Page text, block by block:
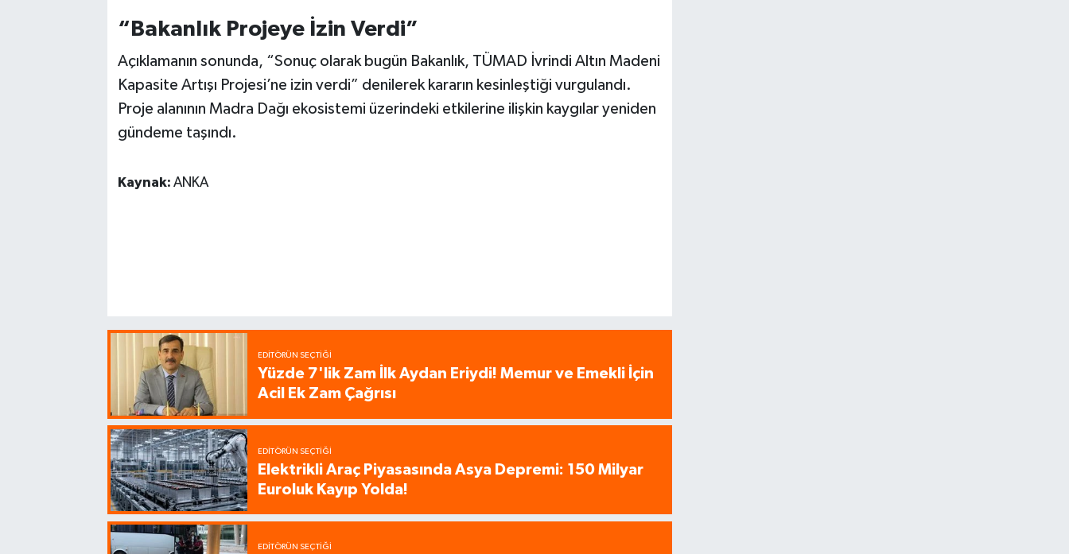
“Bakanlık Projeye İzin Verdi”
Açıklamanın sonunda, “Sonuç olarak bugün Bakanlık, TÜMAD İvrindi Altın Madeni
Kapasite Artışı Projesi’ne izin verdi” denilerek kararın kesinleştiği vurgulandı.
Proje alanının Madra Dağı ekosistemi üzerindeki etkilerine ilişkin kaygılar yeniden
gündeme taşındı.
Kaynak: ANKA
EDITÖRÜN SEÇTIĞI
Yüzde 7'lik Zam İlk Aydan Eriydi! Memur ve Emekli İçin
Acil Ek Zam Çağrısı
EDITÖRÜN SEÇTIĞI
Elektrikli Araç Piyasasında Asya Depremi: 150 Milyar
Euroluk Kayıp Yolda!
EDITÖRÜN SEÇTIĞI